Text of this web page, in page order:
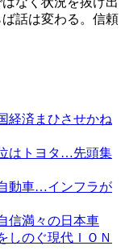
話は変わる。信頼
経済まひさせかね
はトヨタ…先頭集
動車…インフラが
信満々の日本車
しのぐ現代ＩＯＮ